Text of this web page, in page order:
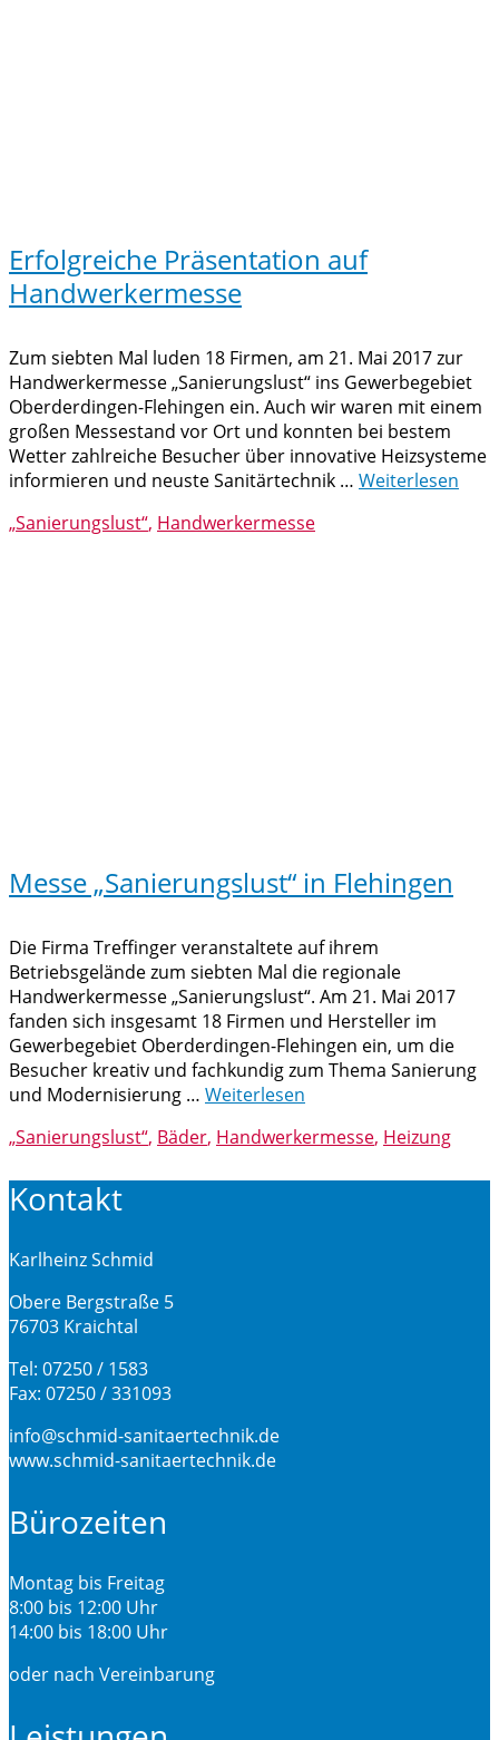
Erfolgreiche Präsentation auf
Handwerkermesse
Zum siebten Mal luden 18 Firmen, am 21. Mai 2017 zur
Handwerkermesse „Sanierungslust“ ins Gewerbegebiet
Oberderdingen-Flehingen ein. Auch wir waren mit einem
großen Messestand vor Ort und konnten bei bestem
Wetter zahlreiche Besucher über innovative Heizsysteme
informieren und neuste Sanitärtechnik … Weiterlesen
„Sanierungslust“, Handwerkermesse
Messe „Sanierungslust“ in Flehingen
Die Firma Treffinger veranstaltete auf ihrem
Betriebsgelände zum siebten Mal die regionale
Handwerkermesse „Sanierungslust“. Am 21. Mai 2017
fanden sich insgesamt 18 Firmen und Hersteller im
Gewerbegebiet Oberderdingen-Flehingen ein, um die
Besucher kreativ und fachkundig zum Thema Sanierung
und Modernisierung … Weiterlesen
„Sanierungslust“, Bäder, Handwerkermesse, Heizung
Kontakt
Karlheinz Schmid
Obere Bergstraße 5
76703 Kraichtal
Tel: 07250 / 1583
Fax: 07250 / 331093
info@schmid-sanitaertechnik.de
www.schmid-sanitaertechnik.de
Bürozeiten
Montag bis Freitag
8:00 bis 12:00 Uhr
14:00 bis 18:00 Uhr
oder nach Vereinbarung